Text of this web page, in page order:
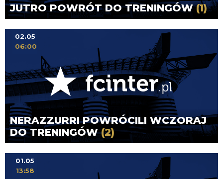
JUTRO POWRÓT DO TRENINGÓW(1)
NERAZZURRI POWRÓCILI WCZORAJ
DO TRENINGÓW(2)
02.05
06:00
01.05
13:58